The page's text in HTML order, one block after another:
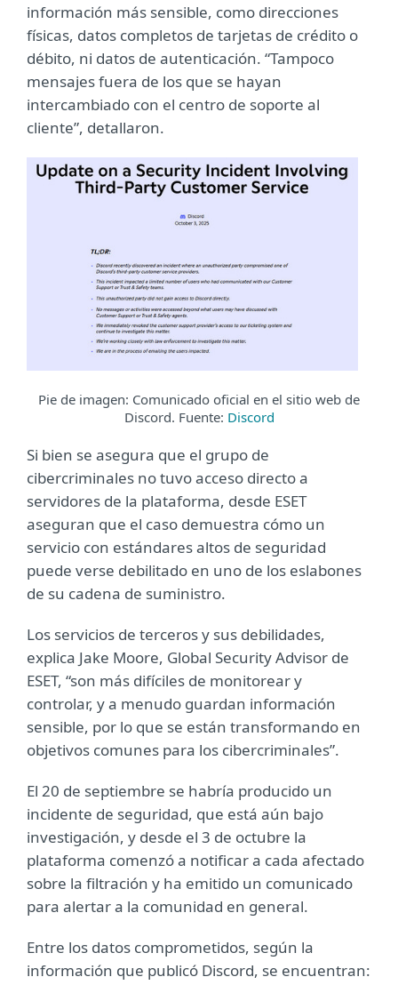
información más sensible, como direcciones
físicas, datos completos de tarjetas de crédito o
débito, ni datos de autenticación. “Tampoco
mensajes fuera de los que se hayan
intercambiado con el centro de soporte al
cliente”, detallaron.
Pie de imagen: Comunicado oficial en el sitio web de
Discord. Fuente: Discord
Si bien se asegura que el grupo de
cibercriminales no tuvo acceso directo a
servidores de la plataforma, desde ESET
aseguran que el caso demuestra cómo un
servicio con estándares altos de seguridad
puede verse debilitado en uno de los eslabones
de su cadena de suministro.
Los servicios de terceros y sus debilidades,
explica Jake Moore, Global Security Advisor de
ESET, “son más difíciles de monitorear y
controlar, y a menudo guardan información
sensible, por lo que se están transformando en
objetivos comunes para los cibercriminales”.
El 20 de septiembre se habría producido un
incidente de seguridad, que está aún bajo
investigación, y desde el 3 de octubre la
plataforma comenzó a notificar a cada afectado
sobre la filtración y ha emitido un comunicado
para alertar a la comunidad en general.
Entre los datos comprometidos, según la
información que publicó Discord, se encuentran: